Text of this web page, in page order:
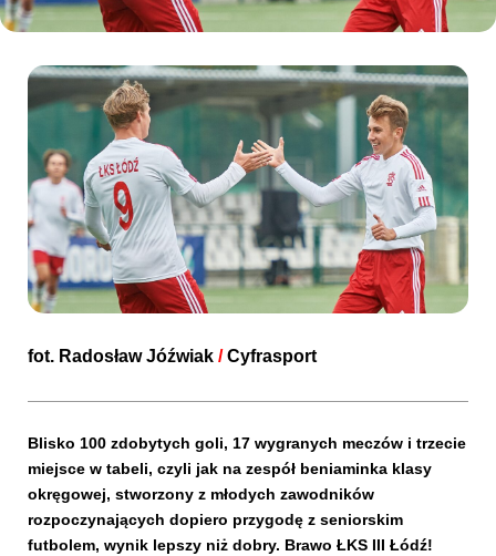
Kibice
SKLEP KUP BILET
fot. Radosław Jóźwiak /Cyfrasport
Blisko 100 zdobytych goli, 17 wygranych meczów i trzecie
miejsce w tabeli, czyli jak na zespół beniaminka klasy
okręgowej, stworzony z młodych zawodników
rozpoczynających dopiero przygodę z seniorskim
futbolem, wynik lepszy niż dobry. Brawo ŁKS III Łódź!